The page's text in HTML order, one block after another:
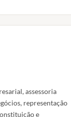
assessoria
representação
e